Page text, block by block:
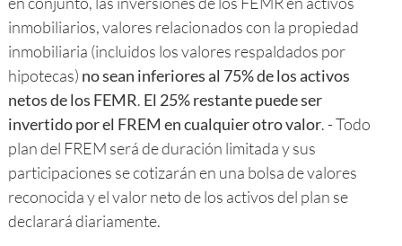
inmobiliarios, valores relacionados con la propiedad
inmobiliaria (incluidos los valores respaldados por
hipotecas) no sean inferiores al 75% de los activos
netos de los FEMR. El 25% restante puede ser
invertido por el FREM en cualquier otro valor. - Todo
plan del FREM será de duración limitada y sus
participaciones se cotizarán en una bolsa de valores
reconocida y el valor neto de los activos del plan se
declarará diariamente.